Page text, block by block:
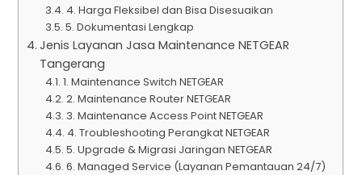
4. Harga Fleksibel dan Bisa Disesuaikan
5. Dokumentasi Lengkap
Jenis Layanan Jasa Maintenance NETGEAR
Tangerang
1. Maintenance Switch NETGEAR
2. Maintenance Router NETGEAR
3. Maintenance Access Point NETGEAR
4. Troubleshooting Perangkat NETGEAR
5. Upgrade & Migrasi Jaringan NETGEAR
6. Managed Service (Layanan Pemantauan 24/7)